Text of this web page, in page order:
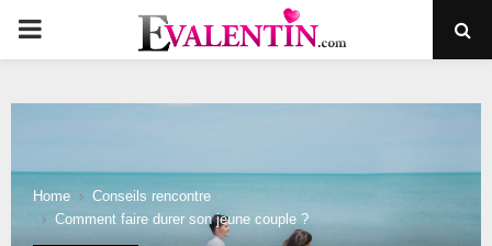
PRIMARY
Home
Conseils rencontre
Comment faire durer son jeune couple ?